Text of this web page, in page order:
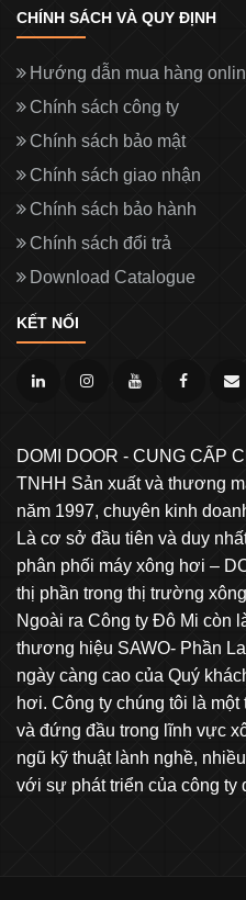
CHÍNH SÁCH VÀ QUY ĐỊNH
Hướng dẫn mua hàng
Chính sách công ty
Chính sách bảo mật
Chính sách giao nhận
Chính sách bảo hành
Chính sách đổi trả
Download Catalogue
KẾT NỐI
DOMI DOOR - CUNG CẤP
TNHH Sản xuất và thương
năm 1997, chuyên kinh
Là cơ sở đầu tiên và duy
phân phối máy xông hơi –
thị phần trong thị trường
Ngoài ra Công ty Đô Mi còn
thương hiệu SAWO- Phần
ngày càng cao của Quý
hơi. Công ty chúng tôi là
và đứng đầu trong lĩnh vực
ngũ kỹ thuật lành nghề,
với sự phát triển của công ty